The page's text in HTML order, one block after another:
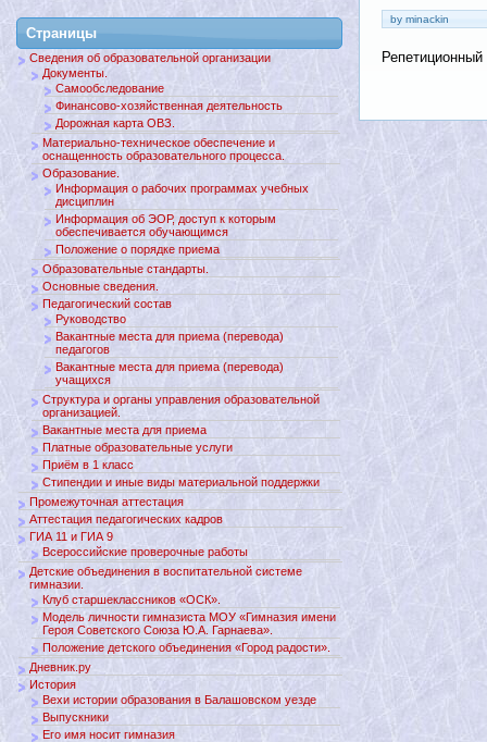
by minackin
Страницы
Сведения об образовательной организации
Документы.
Самообследование
Финансово-хозяйственная деятельность
Дорожная карта ОВЗ.
Материально-техническое обеспечение и
оснащенность образовательного процесса.
Образование.
Информация о рабочих программах учебных
дисциплин
Информация об ЭОР, доступ к которым
обеспечивается обучающимся
Положение о порядке приема
Образовательные стандарты.
Основные сведения.
Педагогический состав
Руководство
Вакантные места для приема (перевода)
педагогов
Вакантные места для приема (перевода)
учащихся
Структура и органы управления образовательной
организацией.
Вакантные места для приема
Платные образовательные услуги
Приём в 1 класс
Стипендии и иные виды материальной поддержки
Промежуточная аттестация
Аттестация педагогических кадров
ГИА 11 и ГИА 9
Всероссийские проверочные работы
Детские объединения в воспитательной системе
гимназии.
Клуб старшеклассников «ОСК».
Модель личности гимназиста МОУ «Гимназия имени
Героя Советского Союза Ю.А. Гарнаева».
Положение детского объединения «Город радости».
Дневник.ру
История
Вехи истории образования в Балашовском уезде
Выпускники
Его имя носит гимназия